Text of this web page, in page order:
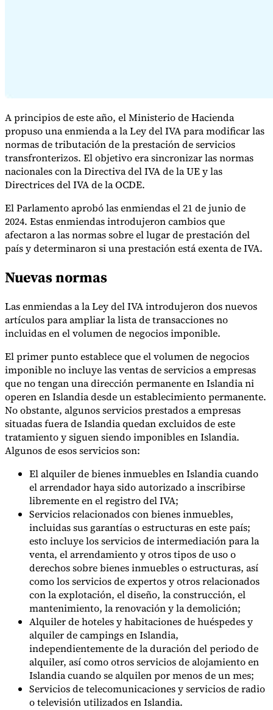
Herramientas
Calculadora de VATCalculadora de GST
mandatos de facturación electrónica
Expertos
Nuestros autoresConviértase en colaboradorElija un experto
A principios de este año, el Ministerio de Hacienda
propuso una enmienda a la Ley del IVA para modificar las
normas de tributación de la prestación de servicios
transfronterizos. El objetivo era sincronizar las normas
nacionales con la Directiva del IVA de la UE y las
Directrices del IVA de la OCDE.
El Parlamento aprobó las enmiendas el 21 de junio de
2024. Estas enmiendas introdujeron cambios que
afectaron a las normas sobre el lugar de prestación del
país y determinaron si una prestación está exenta de IVA.
Nuevas normas
Las enmiendas a la Ley del IVA introdujeron dos nuevos
artículos para ampliar la lista de transacciones no
incluidas en el volumen de negocios imponible.
El primer punto establece que el volumen de negocios
imponible no incluye las ventas de servicios a empresas
que no tengan una dirección permanente en Islandia ni
operen en Islandia desde un establecimiento permanente.
No obstante, algunos servicios prestados a empresas
situadas fuera de Islandia quedan excluidos de este
tratamiento y siguen siendo imponibles en Islandia.
Algunos de esos servicios son:
El alquiler de bienes inmuebles en Islandia cuando
el arrendador haya sido autorizado a inscribirse
libremente en el registro del IVA;
Servicios relacionados con bienes inmuebles,
incluidas sus garantías o estructuras en este país;
esto incluye los servicios de intermediación para la
venta, el arrendamiento y otros tipos de uso o
derechos sobre bienes inmuebles o estructuras, así
como los servicios de expertos y otros relacionados
con la explotación, el diseño, la construcción, el
mantenimiento, la renovación y la demolición;
Alquiler de hoteles y habitaciones de huéspedes y
alquiler de campings en Islandia,
independientemente de la duración del periodo de
alquiler, así como otros servicios de alojamiento en
Islandia cuando se alquilen por menos de un mes;
Servicios de telecomunicaciones y servicios de radio
o televisión utilizados en Islandia.